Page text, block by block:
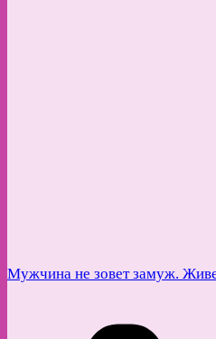
Мужчина не зовет замуж.